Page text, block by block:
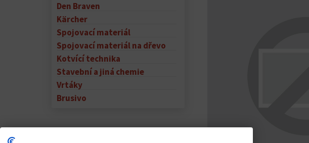
Den Braven
Kärcher
Spojovací materiál
Spojovací materiál na dřevo
Kotvící technika
Stavební a jiná chemie
Vrtáky
Brusivo